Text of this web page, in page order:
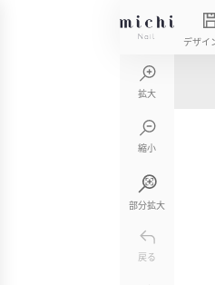
デザイ
拡大
縮小
部分拡大
戻る